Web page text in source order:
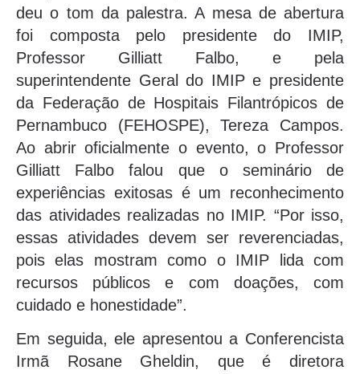
deu o tom da palestra. A mesa de abertura
foi composta pelo presidente do IMIP,
Professor Gilliatt Falbo, e pela
superintendente Geral do IMIP e presidente
da Federação de Hospitais Filantrópicos de
Pernambuco (FEHOSPE), Tereza Campos.
Ao abrir oficialmente o evento, o Professor
Gilliatt Falbo falou que o seminário de
experiências exitosas é um reconhecimento
das atividades realizadas no IMIP. “Por isso,
essas atividades devem ser reverenciadas,
pois elas mostram como o IMIP lida com
recursos públicos e com doações, com
cuidado e honestidade”.
Em seguida, ele apresentou a Conferencista
Irmã Rosane Gheldin, que é diretora